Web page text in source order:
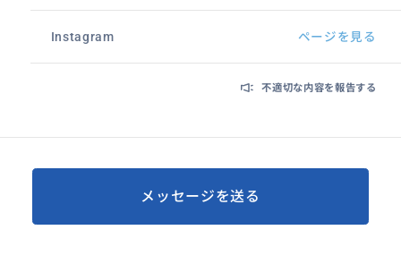
Instagram ページを見る
不適切な内容を報告する
メッセージを送る